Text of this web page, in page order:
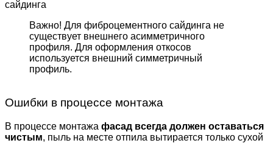
Важно! Для фиброцемент­ного сайдинга не
существует внешнего асимметрич­ного
профиля. Для оформле­ния откосов
используется внешний симметричный
профиль.
Ошибки в процессе монтажа
В процессе монтажа фасад всегда должен оставаться
чистым, пыль на месте отпила вытирается только сухой